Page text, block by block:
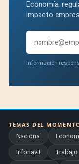
Economía,
impacto
Información
TEMAS DEL MOMENTO
Nacional
Infonavit Trabajo